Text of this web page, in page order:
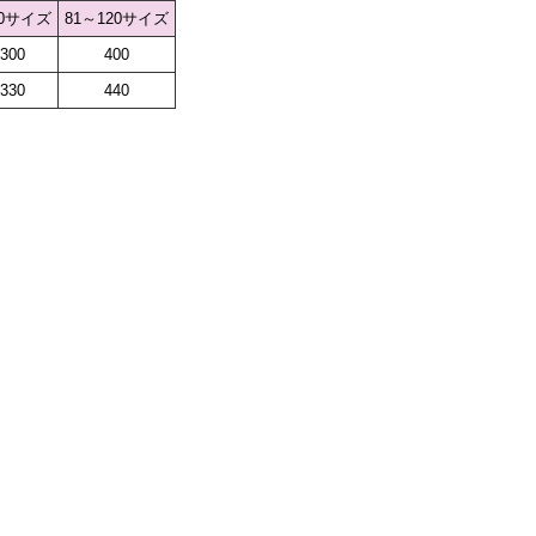
サイズ
81～120サイズ
300
400
330 440